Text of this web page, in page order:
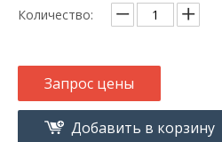
Количество:
Запрос цены
Добавить в корзину